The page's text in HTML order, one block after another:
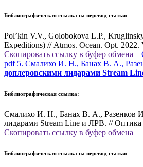
Библиографическая ссылка на перевод статьи:
Pol’kin V.V., Golobokova L.P.,
Expeditions) // Atmos. Ocean. Opt.
Скопировать ссылку в буфер обмена
pdf 5. Смалихо И. Н., Банах В. А.,
доплеровскими лидарами Stream
Библиографическая ссылка:
Смалихо И. Н., Банах В. А., Разенков
лидарами Stream Line и ЛРВ. //
Скопировать ссылку в буфер обмена
Библиографическая ссылка на перевод статьи: